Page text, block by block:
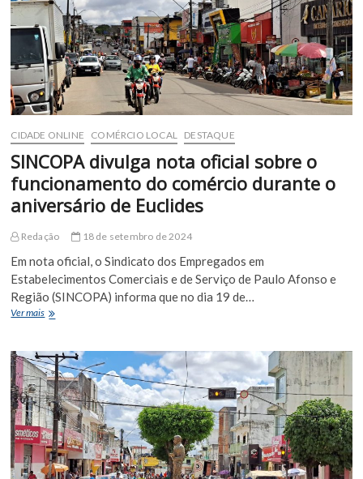
aquecer
o
comércio
em
Euclides
da
Cunha
CIDADE ONLINE COMÉRCIO LOCAL DESTAQUE
SINCOPA divulga nota oficial sobre o
funcionamento do comércio durante o
aniversário de Euclides
Redação 18 de setembro de 2024
Em nota oficial, o Sindicato dos Empregados em
Estabelecimentos Comerciais e de Serviço de Paulo Afonso e
Região (SINCOPA) informa que no dia 19 de…
Ver maisSINCOPA
oficial
sobre
o
funcionamento
do
comércio
durante
o
aniversário